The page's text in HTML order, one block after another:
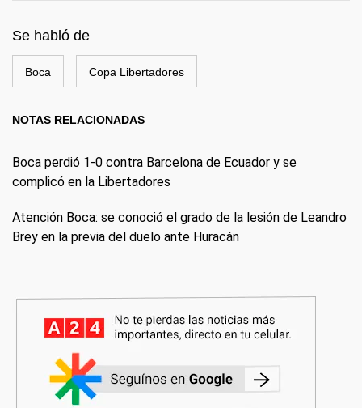
Se habló de
Boca Copa Libertadores
NOTAS RELACIONADAS
Boca perdió 1-0 contra Barcelona de Ecuador y se
complicó en la Libertadores
Atención Boca: se conoció el grado de la lesión de Leandro
Brey en la previa del duelo ante Huracán